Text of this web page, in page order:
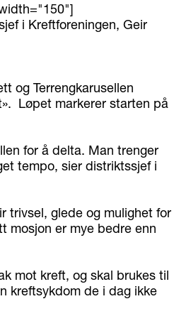
i Kreftforeningen, Geir
og Terrengkarusellen
Løpet markerer starten på
for å delta. Man trenger
tempo, sier distriktssjef i
trivsel, glede og mulighet for
mosjon er mye bedre enn
mot kreft, og skal brukes til
kreftsykdom de i dag ikke